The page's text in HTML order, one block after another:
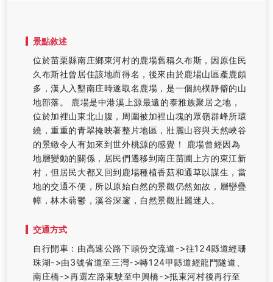
景點敘述
位於苗栗縣南庄鄉東河村的鹿場舊稱久布斯，因原住民
久布斯社曾居住該地而得名，後來由於鹿場山區產鹿頗
多，漢人入墾南庄時遂取名鹿場，是一個純樸靜僻的山
地部落。 鹿場是中港溪上源最遠的泰雅族聚居之地，
位於加裡山東北山腹，周圍被加裡山塊的眾嶺群峰所環
繞，重重的青翠掩映著整片地區，壯麗山容與天然峽谷
的景緻令人有如來到世外桃源的感覺！ 鹿場曾經因為
地層變動的關係，居民們遷移到南庄苗圃上方的東江新
村，但居民大都又回到鹿場種植香菇和通草以謀生，當
地的交通不便，所以原始自然的景觀仍然如故，層巒疊
幛，林木蓊鬱，溪谷深邃，自然景觀壯麗迷人。
交通方式
自行開車：由高速公路下頭份交流道->往124縣道經珊
珠湖->由3號省道至三灣->轉124甲縣道經龍門隧道、
南庄橋->再選左路東駛至中興橋->抵東河村後再行至